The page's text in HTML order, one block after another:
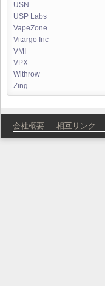
USN
USP Labs
VapeZone
Vitargo Inc
VMI
VPX
Withrow
Zing
会社概要 相互リンク